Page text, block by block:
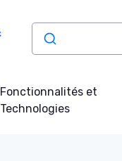
Fonctionnalités et
Technologies